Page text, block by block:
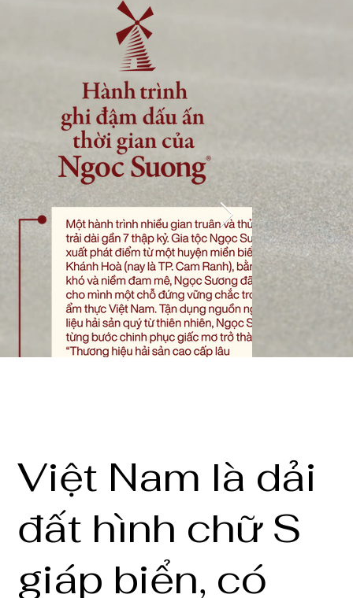
Việt Nam là dải
đất hình chữ S
giáp biển, có